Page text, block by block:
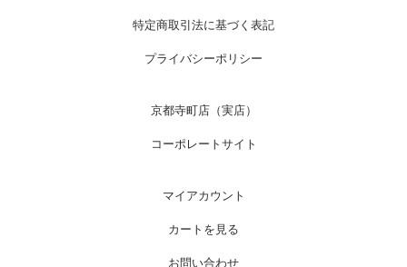
特定商取引法に基づく表記
プライバシーポリシー
京都寺町店（実店）
コーポレートサイト
マイアカウント
カートを見る
お問い合わせ